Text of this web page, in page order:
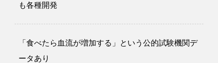
も各種開発
「食べたら血流が増加する」という公的試験機関デ
ータあり